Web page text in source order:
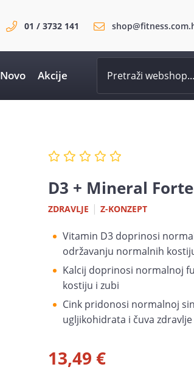
01 / 3732 141
Novo Akcije
D3 + Mineral
ZDRAVLJE | Z-KONZEPT
Vitamin D3 doprinosi
održavanju normalnih
Kalcij doprinosi normalnoj
kostiju i zubi
Cink pridonosi normalnoj
ugljikohidrata i čuva
13,49 €